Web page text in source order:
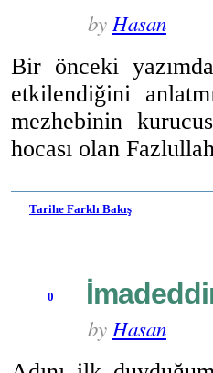
by Hasan
Bir önceki
etkilendiğini
mezhebinin
hocası olan
Tarihe Farklı Bakış
0
by Hasan